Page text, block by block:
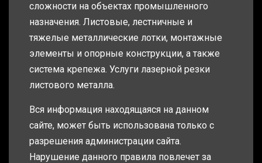
сложности на объектах промышленного
назначения. Листовые, лестничные и
тяжелые металлические лотки, монтажные
элементы и опорные конструкции, а также
система крепежа. Услуги лазерной резки
листового металла.
Вся информация находящаяся на данном
сайте, может быть использована только с
разрешения администрации сайта.
Нарушение данного правила повлечет за